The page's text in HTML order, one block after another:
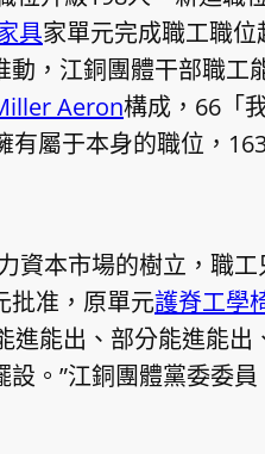
具家單元完成職工職
動，江銅團體干部職工
Aeron構成，66「
有屬于本身的職位，
資本市場的樹立，職
批准，原單元護脊工學
進能出、部分能進能
。”江銅團體黨委委